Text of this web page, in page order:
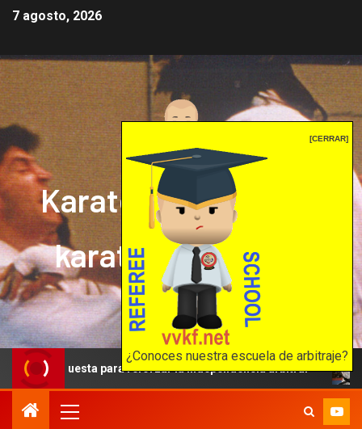
[CERRAR]
¿Conoces nuestra escuela de arbitraje?
7 agosto, 2026
Karate mrprepor: el
karate en internet
El karate en internet
para reforzar la independencia arbitral Evolución